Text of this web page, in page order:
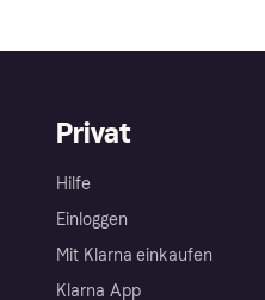
Privat
Hilfe
Einloggen
Mit Klarna einkaufen
Klarna App